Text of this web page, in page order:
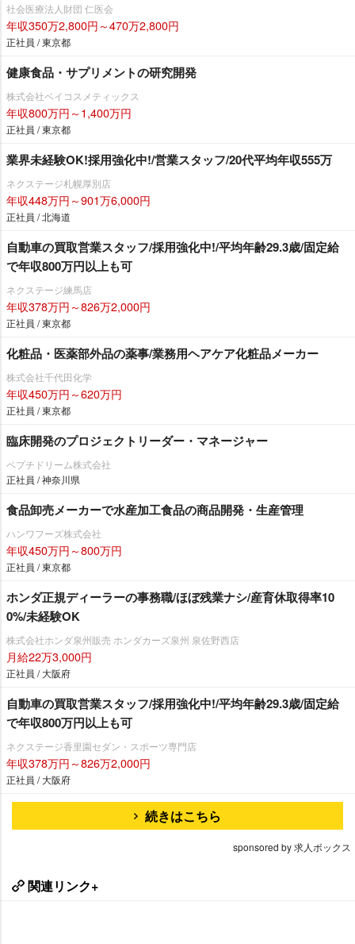
社会医療法人財団 仁医会
年収350万2,800円～470万2,800円
正社員 / 東京都
健康食品・サプリメントの研究開発
株式会社ベイコスメティックス
年収800万円～1,400万円
正社員 / 東京都
業界未経験OK!採用強化中!/営業スタッフ/20代平均年収555万
ネクステージ札幌厚別店
年収448万円～901万6,000円
正社員 / 北海道
自動車の買取営業スタッフ/採用強化中!/平均年齢29.3歳/固定給
で年収800万円以上も可
ネクステージ練馬店
年収378万円～826万2,000円
正社員 / 東京都
化粧品・医薬部外品の薬事/業務用ヘアケア化粧品メーカー
株式会社千代田化学
年収450万円～620万円
正社員 / 東京都
臨床開発のプロジェクトリーダー・マネージャー
ペプチドリーム株式会社
正社員 / 神奈川県
食品卸売メーカーで水産加工食品の商品開発・生産管理
ハンワフーズ株式会社
年収450万円～800万円
正社員 / 東京都
ホンダ正規ディーラーの事務職/ほぼ残業ナシ/産育休取得率10
0%/未経験OK
株式会社ホンダ泉州販売 ホンダカーズ泉州 泉佐野西店
月給22万3,000円
正社員 / 大阪府
自動車の買取営業スタッフ/採用強化中!/平均年齢29.3歳/固定給
で年収800万円以上も可
ネクステージ香里園セダン・スポーツ専門店
年収378万円～826万2,000円
正社員 / 大阪府
続きはこちら
sponsored by 求人ボックス
関連リンク+